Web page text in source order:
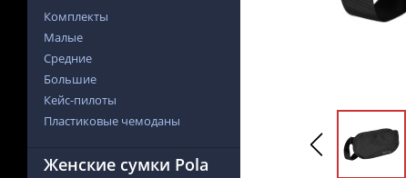
Комплекты
Малые
Средние
Большие
Кейс-пилоты
Пластиковые чемоданы
Женские сумки Pola